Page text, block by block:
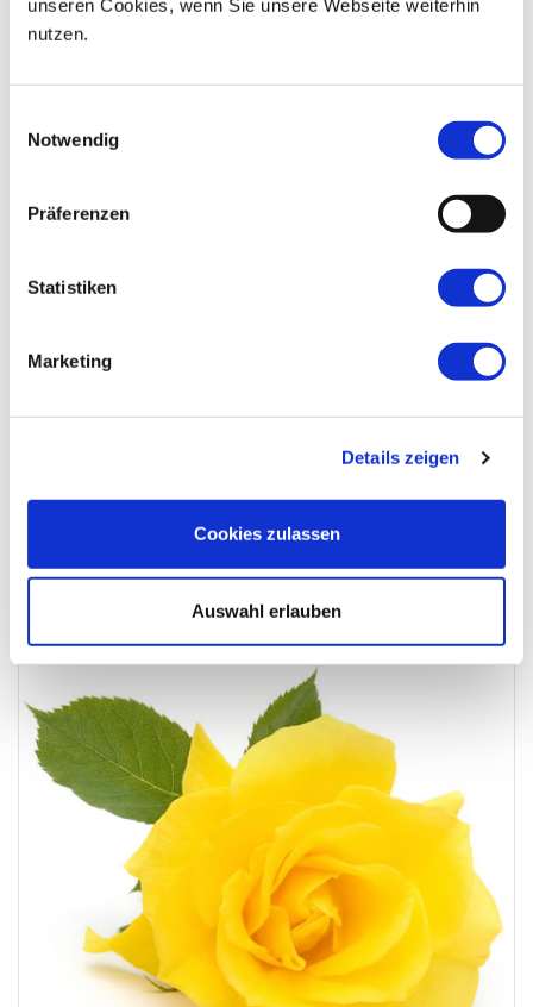
unseren Cookies, wenn Sie unsere Webseite weiterhin
nutzen.
Notwendig
Präferenzen
Statistiken
Marketing
Details zeigen
Cookies zulassen
Auswahl erlauben
In lieber Erinnerung Maria und Viktor
In lieber Erinnerung an einen netten Nachbarn